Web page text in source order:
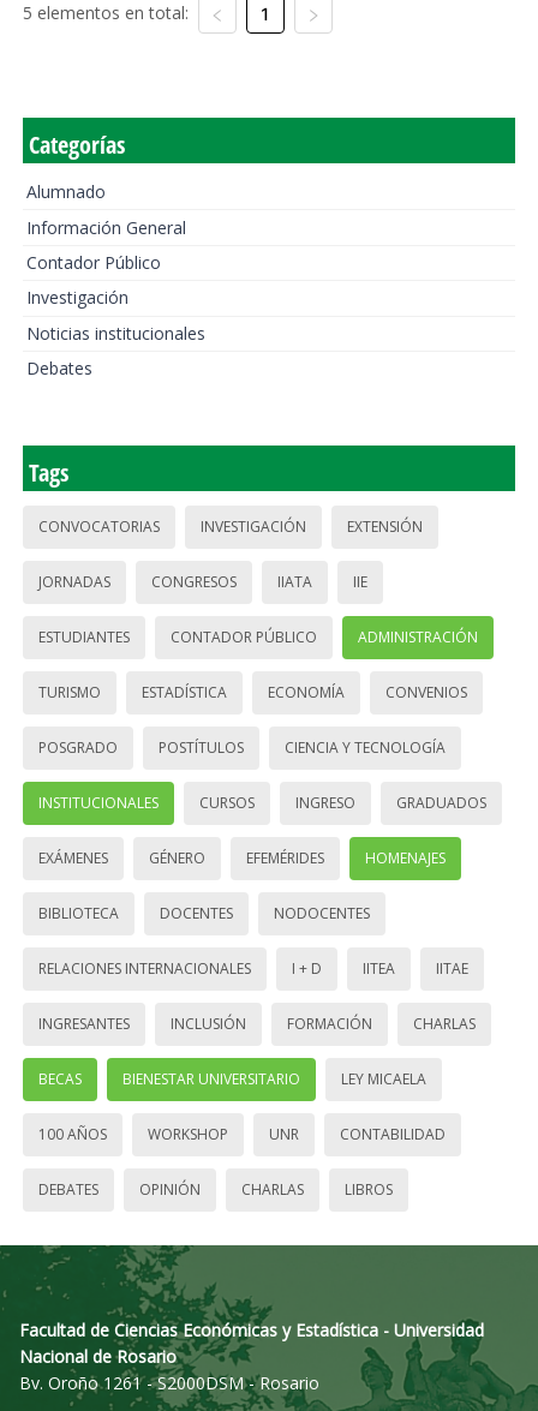
5 elementos en total: 1
Categorías
Alumnado
Información General
Contador Público
Investigación
Noticias institucionales
Debates
Tags
CONVOCATORIAS INVESTIGACIÓN EXTENSIÓN
JORNADAS CONGRESOS IIATA IIE
ESTUDIANTES CONTADOR PÚBLICO ADMINISTRACIÓN
TURISMO ESTADÍSTICA ECONOMÍA CONVENIOS
POSGRADO POSTÍTULOS CIENCIA Y TECNOLOGÍA
INSTITUCIONALES CURSOS INGRESO GRADUADOS
EXÁMENES GÉNERO EFEMÉRIDES HOMENAJES
BIBLIOTECA DOCENTES NODOCENTES
RELACIONES INTERNACIONALES I + D IITEA IITAE
INGRESANTES INCLUSIÓN FORMACIÓN CHARLAS
BECAS BIENESTAR UNIVERSITARIO LEY MICAELA
100 AÑOS WORKSHOP UNR CONTABILIDAD
DEBATES OPINIÓN CHARLAS LIBROS
Facultad de Ciencias Económicas y Estadística - Universidad
Nacional de Rosario
Bv. Oroño 1261 - S2000DSM - Rosario